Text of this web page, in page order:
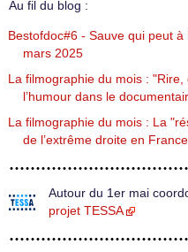
Au fil du blog :
Bestofdoc#6 - Sauve qui peut à
mars 2025
La filmographie du mois : "Rire,
l’humour dans le
La filmographie du mois : La
de l’extrême droite en
Autour du 1er mai
projet TESSA